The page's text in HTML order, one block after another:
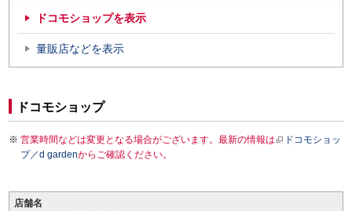
ドコモショップを表示
量販店などを表示
ドコモショップ
営業時間などは変更となる場合がございます。最新の情報は
ドコモショッ
プ／d gardenからご確認ください。
店舗名